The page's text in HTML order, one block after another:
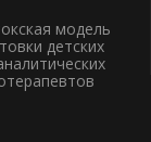
модель
детских